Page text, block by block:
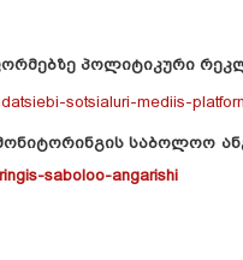
პოლიტიკური
sotsialuri-mediis-
საბოლოო
saboloo-angarishi